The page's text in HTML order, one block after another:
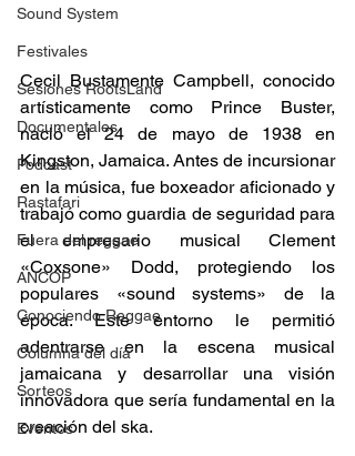
Sound System
Festivales
Sesiones RootsLand
Documentales
Podcast
Rastafari
Fuera del reggae
ANCOP
Conociendo Reggae
Columna del día
Sorteos
Eventos
Cecil Bustamente Campbell, conocido
artísticamente como Prince Buster,
nació el 24 de mayo de 1938 en
Kingston, Jamaica. Antes de incursionar
en la música, fue boxeador aficionado y
trabajó como guardia de seguridad para
el empresario musical Clement
«Coxsone» Dodd, protegiendo los
populares «sound systems» de la
época. Este entorno le permitió
adentrarse en la escena musical
jamaicana y desarrollar una visión
innovadora que sería fundamental en la
creación del ska.